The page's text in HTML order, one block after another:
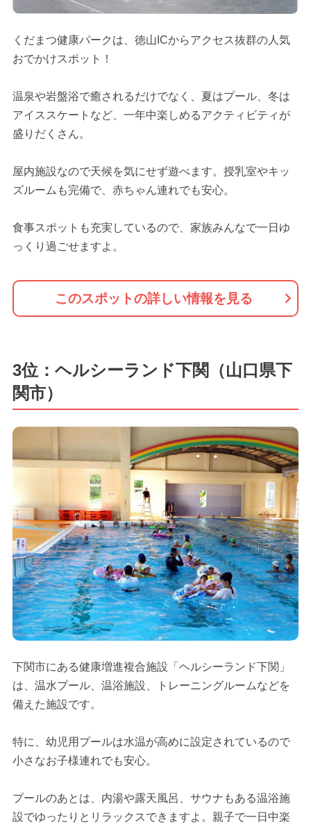
くだまつ健康パークは、徳山ICからアクセス抜群の人気
おでかけスポット！
温泉や岩盤浴で癒されるだけでなく、夏はプール、冬は
アイススケートなど、一年中楽しめるアクティビティが
盛りだくさん。
屋内施設なので天候を気にせず遊べます。授乳室やキッ
ズルームも完備で、赤ちゃん連れでも安心。
食事スポットも充実しているので、家族みんなで一日ゆ
っくり過ごせますよ。
このスポットの詳しい情報を見る
3位：ヘルシーランド下関（山口県下
関市）
下関市にある健康増進複合施設「ヘルシーランド下関」
は、温水プール、温浴施設、トレーニングルームなどを
備えた施設です。
特に、幼児用プールは水温が高めに設定されているので
小さなお子様連れでも安心。
プールのあとは、内湯や露天風呂、サウナもある温浴施
設でゆったりとリラックスできますよ。親子で一日中楽